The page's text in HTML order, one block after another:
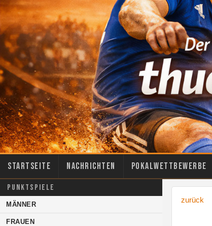
Startseite Nachrichten Pokalwettbewerbe
PUNKTSPIELE
MÄNNER
FRAUEN
zurück